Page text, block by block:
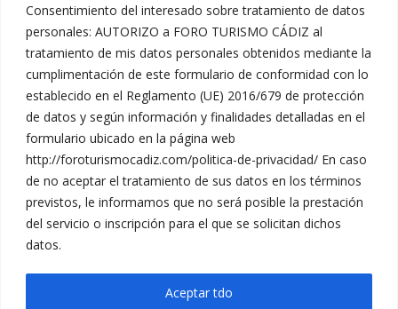
Consentimiento del interesado sobre tratamiento de datos
personales: AUTORIZO a FORO TURISMO CÁDIZ al
tratamiento de mis datos personales obtenidos mediante la
cumplimentación de este formulario de conformidad con lo
establecido en el Reglamento (UE) 2016/679 de protección
de datos y según información y finalidades detalladas en el
formulario ubicado en la página web
http://foroturismocadiz.com/politica-de-privacidad/ En caso
de no aceptar el tratamiento de sus datos en los términos
previstos, le informamos que no será posible la prestación
del servicio o inscripción para el que se solicitan dichos
datos.
Aceptar tdo
image_hover=»http://themes.muffingroup.com/be/politi
cs/wp-
content/uploads/2014/12/home_politics_join_2.jpg»
link=»http://www.8cadiz.es/»]
Política de Privacidad